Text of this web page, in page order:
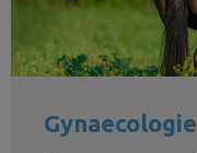
Gynaecologie